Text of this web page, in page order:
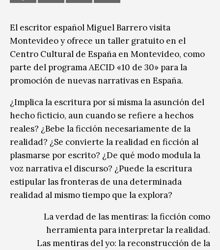
El escritor español Miguel Barrero visita
Montevideo y ofrece un taller gratuito en el
Centro Cultural de España en Montevideo, como
parte del programa AECID «10 de 30» para la
promoción de nuevas narrativas en España.
¿Implica la escritura por sí misma la asunción del
hecho ficticio, aun cuando se refiere a hechos
reales? ¿Bebe la ficción necesariamente de la
realidad? ¿Se convierte la realidad en ficción al
plasmarse por escrito? ¿De qué modo modula la
voz narrativa el discurso? ¿Puede la escritura
estipular las fronteras de una determinada
realidad al mismo tiempo que la explora?
La verdad de las mentiras: la ficción como
herramienta para interpretar la realidad.
Las mentiras del yo: la reconstrucción de la